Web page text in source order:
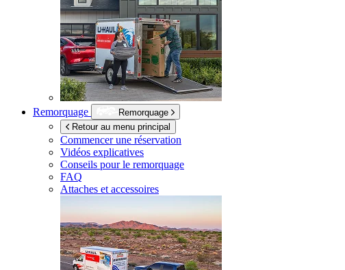
Remorquage
Remorquage
Retour au menu principal
Commencer une réservation
Vidéos explicatives
Conseils pour le remorquage
FAQ
Attaches et accessoires